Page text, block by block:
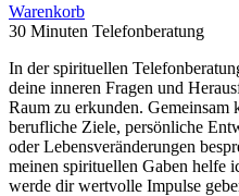
Warenkorb
30 Minuten Telefonberatung
In der spirituellen
deine inneren Fragen und
Raum zu erkunden.
berufliche Ziele, persönliche
oder Lebensveränderungen
meinen spirituellen Gaben helfe
werde dir wertvolle Impulse